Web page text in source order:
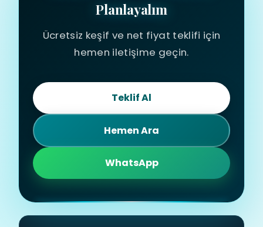
Planlayalım
Ücretsiz keşif ve net fiyat teklifi için
hemen iletişime geçin.
Teklif Al
Hemen Ara
WhatsApp